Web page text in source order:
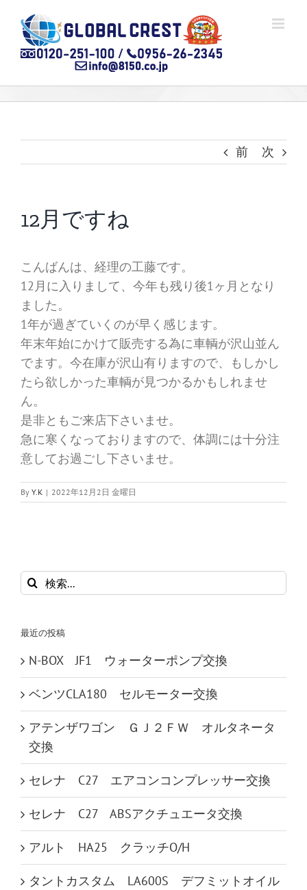
content
前 次
12月ですね
こんばんは、経理の工藤です。
12月に入りまして、今年も残り後1ヶ月となり
ました。
1年が過ぎていくのが早く感じます。
年末年始にかけて販売する為に車輌が沢山並ん
でます。今在庫が沢山有りますので、もしかし
たら欲しかった車輌が見つかるかもしれませ
ん。
是非ともご来店下さいませ。
急に寒くなっておりますので、体調には十分注
意してお過ごし下さいませ。
By Y.K | 2022年12月2日 金曜日
検
索
最近の投稿
N-BOX JF1 ウォーターポンプ交換
ベンツCLA180 セルモーター交換
アテンザワゴン ＧＪ２ＦＷ オルタネータ
交換
セレナ C27 エアコンコンプレッサー交換
セレナ C27 ABSアクチュエータ交換
アルト HA25 クラッチO/H
タントカスタム LA600S デフミットオイル